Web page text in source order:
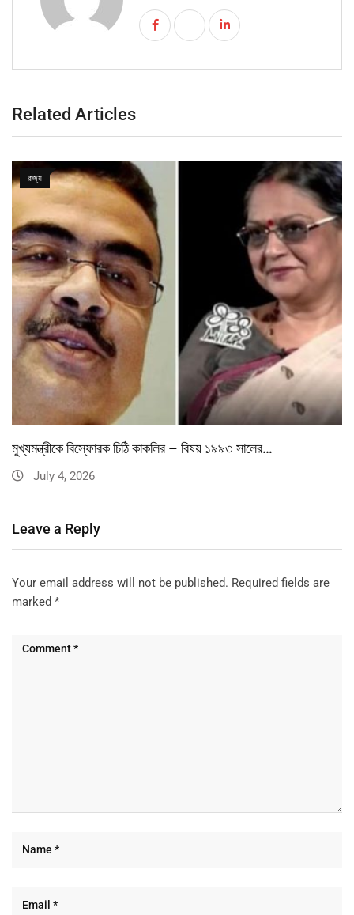
Related Articles
রাজ্য
মুখ্যমন্ত্রীকে বিস্ফোরক চিঠি কাকলির – বিষয় ১৯৯৩ সালের…
July 4, 2026
Leave a Reply
Your email address will not be published. Required fields are
marked *